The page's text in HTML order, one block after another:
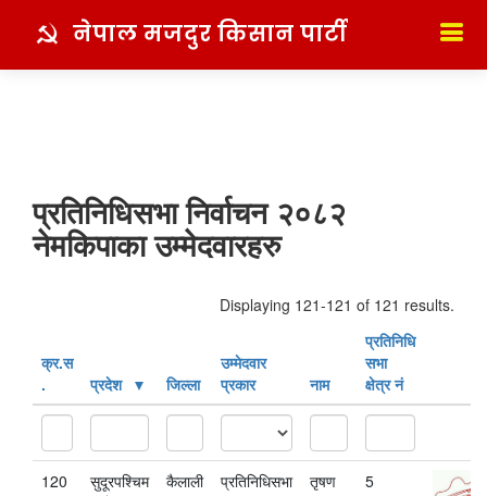
नेपाल मजदुर किसान पार्टी
प्रतिनिधिसभा निर्वाचन २०८२
नेमकिपाका उम्मेदवारहरु
Displaying 121-121 of 121 results.
क्र‍.स‌
.
प्रदेश जिल्ला
उम्मेदवार
प्रकार
नाम
प्रतिनिधि
सभा
क्षेत्र नं
120
सुदूरपश्चिम
कैलाली प्रतिनिधिसभा
तृषण
5